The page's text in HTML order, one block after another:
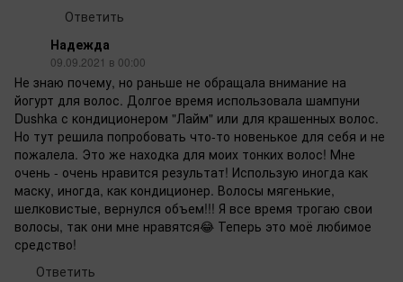
Ответить
Надежда
09.09.2021 в 00:00
Не знаю почему, но раньше не обращала внимание на
йогурт для волос. Долгое время использовала шампуни
Dushka с кондиционером "Лайм" или для крашенных волос.
Но тут решила попробовать что-то новенькое для себя и не
пожалела. Это же находка для моих тонких волос! Мне
очень - очень нравится результат! Использую иногда как
маску, иногда, как кондиционер. Волосы мягенькие,
шелковистые, вернулся объем!!! Я все время трогаю свои
волосы, так они мне нравятся😂 Теперь это моё любимое
средство!
Ответить